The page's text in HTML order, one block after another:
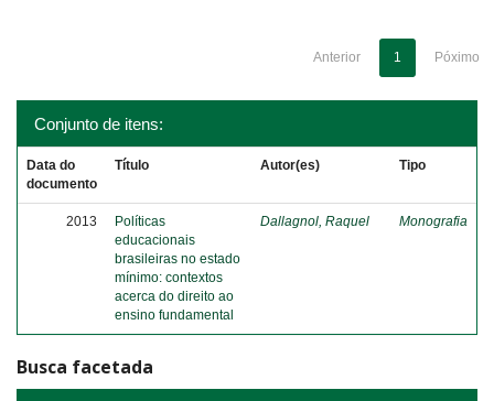
Anterior 1 Póximo
Conjunto de itens:
Data do
documento
Título Autor(es) Tipo
2013
Políticas
educacionais
brasileiras no estado
mínimo: contextos
acerca do direito ao
ensino fundamental
Dallagnol, Raquel Monografia
Busca facetada